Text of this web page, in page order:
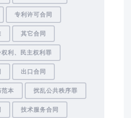
专利许可合同
其它合同
利、民主权利罪
出口合同
本 扰乱公共秩序罪
技术服务合同